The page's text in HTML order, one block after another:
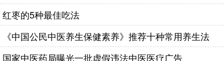
红枣的5种最佳吃法
《中国公民中医养生保健素养》推荐十种常用养生法
国家中医药局曝光一批虚假违法中医医疗广告